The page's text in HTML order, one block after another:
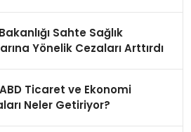
Sahte Sağlık
Yönelik Cezaları Arttırdı
Ticaret ve Ekonomi
Neler Getiriyor?